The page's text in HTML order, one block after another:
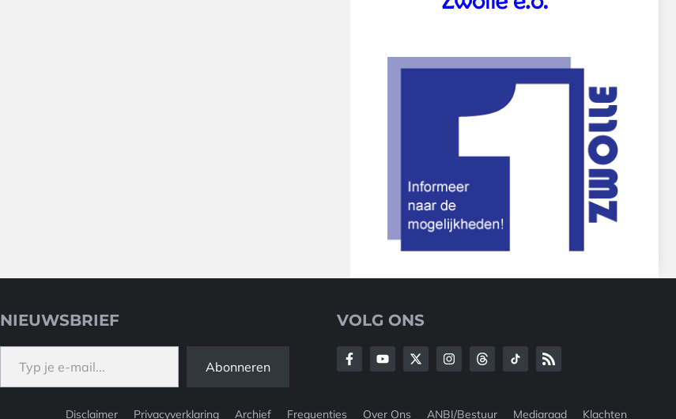
NIEUWSBRIEF
Typ je e-mail...
Abonneren
VOLG ONS
Disclaimer Privacyverklaring Archief Frequenties Over Ons ANBI/Bestuur Mediaraad Klachten